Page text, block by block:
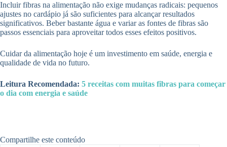
Incluir fibras na alimentação não exige mudanças radicais: pequenos
ajustes no cardápio já são suficientes para alcançar resultados
significativos. Beber bastante água e variar as fontes de fibras são
passos essenciais para aproveitar todos esses efeitos positivos.
Cuidar da alimentação hoje é um investimento em saúde, energia e
qualidade de vida no futuro.
Leitura Recomendada: 5 receitas com muitas fibras para começar
o dia com energia e saúde
Compartilhe este conteúdo